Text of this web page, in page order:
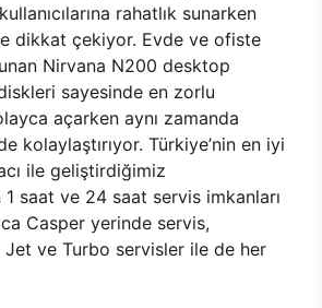
rahatlık sunarken
dikkat çekiyor. Evde ve ofiste
Nirvana N200 desktop
sayesinde en zorlu
açarken aynı zamanda
kolaylaştırıyor. Türkiye’nin en iyi
ile geliştirdiğimiz
saat ve 24 saat servis imkanları
Casper yerinde servis,
Jet ve Turbo servisler ile de her